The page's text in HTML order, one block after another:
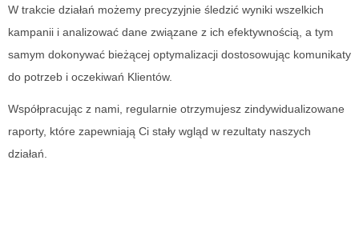
W trakcie działań możemy precyzyjnie śledzić wyniki wszelkich
kampanii i analizować dane związane z ich efektywnością, a tym
samym dokonywać bieżącej optymalizacji dostosowując komunikaty
do potrzeb i oczekiwań Klientów.
Współpracując z nami, regularnie otrzymujesz zindywidualizowane
raporty, które zapewniają Ci stały wgląd w rezultaty naszych
działań.